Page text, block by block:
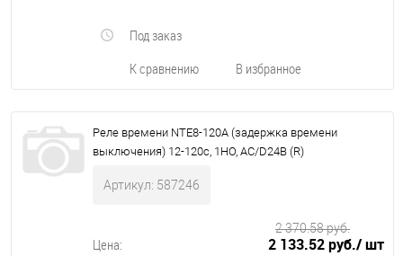
К сравнению В избранное
Под заказ
Реле времени NTE8-120А (задержка времени
выключения) 12-120с, 1НО, AC/D24В (R)
Артикул: 587246
Цена: 2 133.52 руб./ шт
2 370.58 руб.